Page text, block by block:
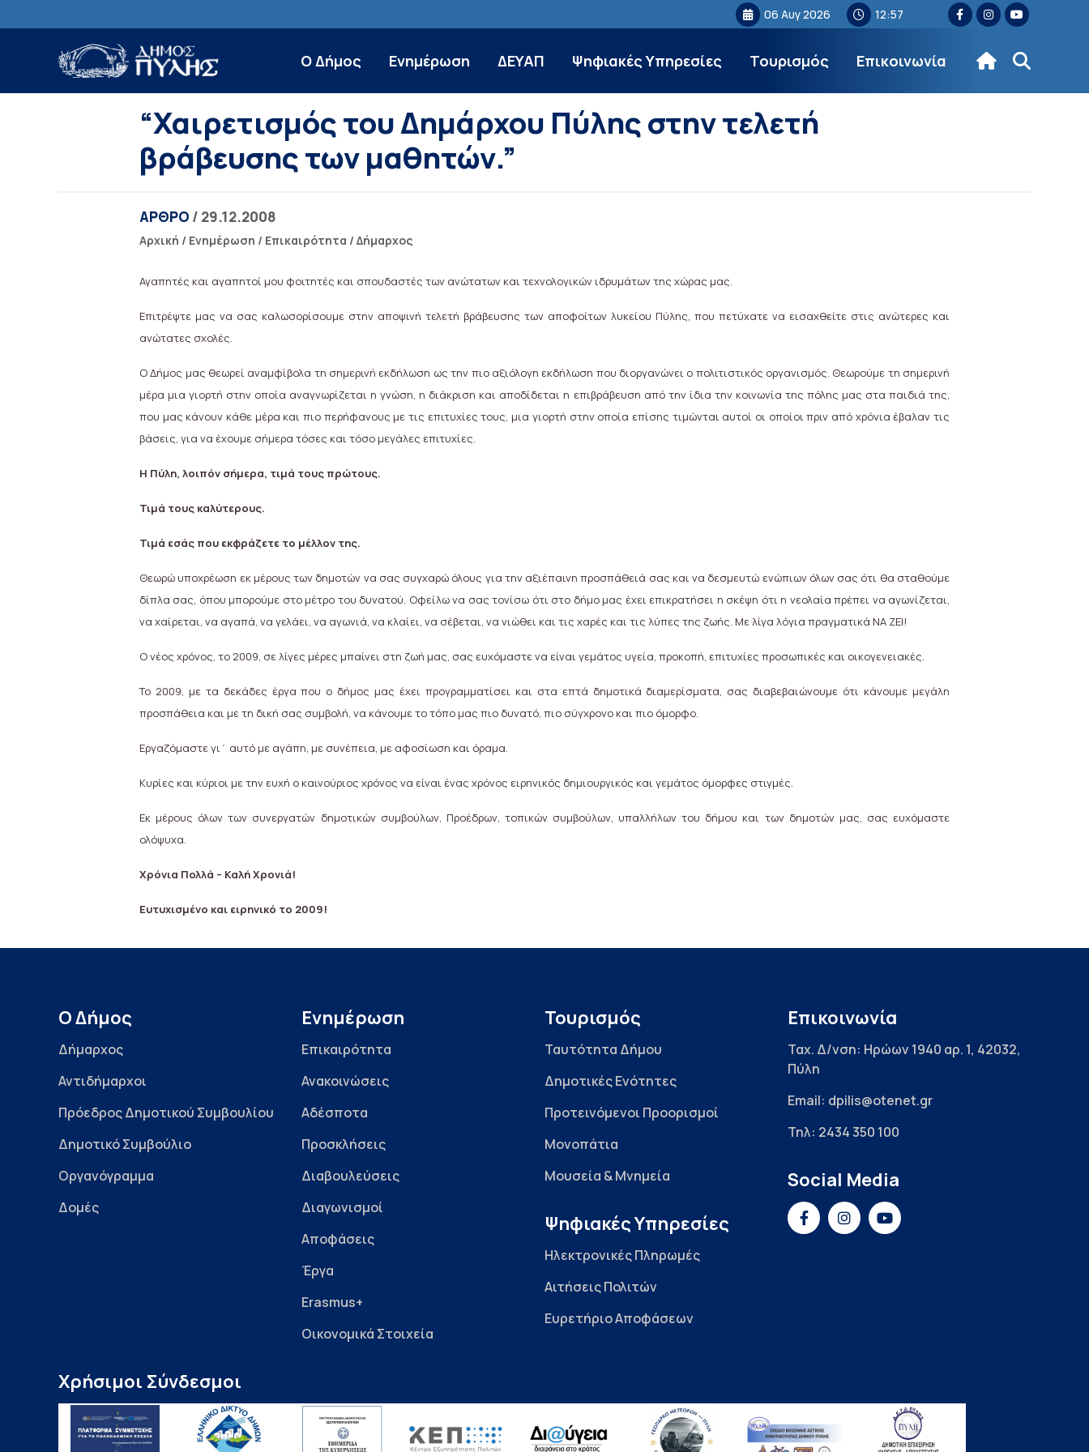
06 Αυγ 2026 12:57
Ο Δήμος Ενημέρωση ΔΕΥΑΠ Ψηφιακές Υπηρεσίες Τουρισμός Επικοινωνία
“Χαιρετισμός του Δημάρχου Πύλης στην τελετή
βράβευσης των μαθητών.”
ΑΡΘΡΟ / 29.12.2008
Αρχική / Ενημέρωση / Επικαιρότητα / Δήμαρχος
Αγαπητές και αγαπητοί μου φοιτητές και σπουδαστές των ανώτατων και τεχνολογικών ιδρυμάτων της χώρας μας.
Επιτρέψτε μας να σας καλωσορίσουμε στην αποψινή τελετή βράβευσης των αποφοίτων λυκείου Πύλης, που πετύχατε να εισαχθείτε στις ανώτερες και
ανώτατες σχολές.
Ο Δήμος μας θεωρεί αναμφίβολα τη σημερινή εκδήλωση ως την πιο αξιόλογη εκδήλωση που διοργανώνει ο πολιτιστικός οργανισμός. Θεωρούμε τη σημερινή
μέρα μια γιορτή στην οποία αναγνωρίζεται η γνώση, η διάκριση και αποδίδεται η επιβράβευση από την ίδια την κοινωνία της πόλης μας στα παιδιά της,
που μας κάνουν κάθε μέρα και πιο περήφανους με τις επιτυχίες τους, μια γιορτή στην οποία επίσης τιμώνται αυτοί οι οποίοι πριν από χρόνια έβαλαν τις
βάσεις, για να έχουμε σήμερα τόσες και τόσο μεγάλες επιτυχίες.
Η Πύλη, λοιπόν σήμερα, τιμά τους πρώτους.
Τιμά τους καλύτερους.
Τιμά εσάς που εκφράζετε το μέλλον της.
Θεωρώ υποχρέωση εκ μέρους των δημοτών να σας συγχαρώ όλους για την αξιέπαινη προσπάθειά σας και να δεσμευτώ ενώπιων όλων σας ότι θα σταθούμε
δίπλα σας, όπου μπορούμε στο μέτρο του δυνατού. Οφείλω να σας τονίσω ότι στο δήμο μας έχει επικρατήσει η σκέψη ότι η νεολαία πρέπει να αγωνίζεται,
να χαίρεται, να αγαπά, να γελάει, να αγωνιά, να κλαίει, να σέβεται, να νιώθει και τις χαρές και τις λύπες της ζωής. Με λίγα λόγια πραγματικά ΝΑ ΖΕΙ!
Ο νέος χρόνος, το 2009, σε λίγες μέρες μπαίνει στη ζωή μας, σας ευχόμαστε να είναι γεμάτος υγεία, προκοπή, επιτυχίες προσωπικές και οικογενειακές.
Το 2009, με τα δεκάδες έργα που ο δήμος μας έχει προγραμματίσει και στα επτά δημοτικά διαμερίσματα, σας διαβεβαιώνουμε ότι κάνουμε μεγάλη
προσπάθεια και με τη δική σας συμβολή, να κάνουμε το τόπο μας πιο δυνατό, πιο σύγχρονο και πιο όμορφο.
Εργαζόμαστε γι΄ αυτό με αγάπη, με συνέπεια, με αφοσίωση και όραμα.
Κυρίες και κύριοι με την ευχή ο καινούριος χρόνος να είναι ένας χρόνος ειρηνικός δημιουργικός και γεμάτος όμορφες στιγμές.
Εκ μέρους όλων των συνεργατών δημοτικών συμβούλων, Προέδρων, τοπικών συμβούλων, υπαλλήλων του δήμου και των δημοτών μας, σας ευχόμαστε
ολόψυχα.
Χρόνια Πολλά – Καλή Χρονιά!
Ευτυχισμένο και ειρηνικό το 2009!
Ο Δήμος
Δήμαρχος
Αντιδήμαρχοι
Πρόεδρος Δημοτικού Συμβουλίου
Δημοτικό Συμβούλιο
Οργανόγραμμα
Δομές
Ενημέρωση
Επικαιρότητα
Ανακοινώσεις
Αδέσποτα
Προσκλήσεις
Διαβουλεύσεις
Διαγωνισμοί
Αποφάσεις
Έργα
Erasmus+
Οικονομικά Στοιχεία
Τουρισμός
Ταυτότητα Δήμου
Δημοτικές Ενότητες
Προτεινόμενοι Προορισμοί
Μονοπάτια
Μουσεία & Μνημεία
Ψηφιακές Υπηρεσίες
Ηλεκτρονικές Πληρωμές
Αιτήσεις Πολιτών
Ευρετήριο Αποφάσεων
Επικοινωνία
Ταχ. Δ/νση: Ηρώων 1940 αρ. 1, 42032,
Πύλη
Email: dpilis@otenet.gr
Τηλ: 2434 350 100
Social Media
Χρήσιμοι Σύνδεσμοι